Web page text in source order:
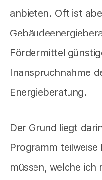
anbieten. Oft ist
Fördermittel
Inanspruchnahme
Energieberatung.
Der Grund liegt
Programm teilweise
müssen, welche ich